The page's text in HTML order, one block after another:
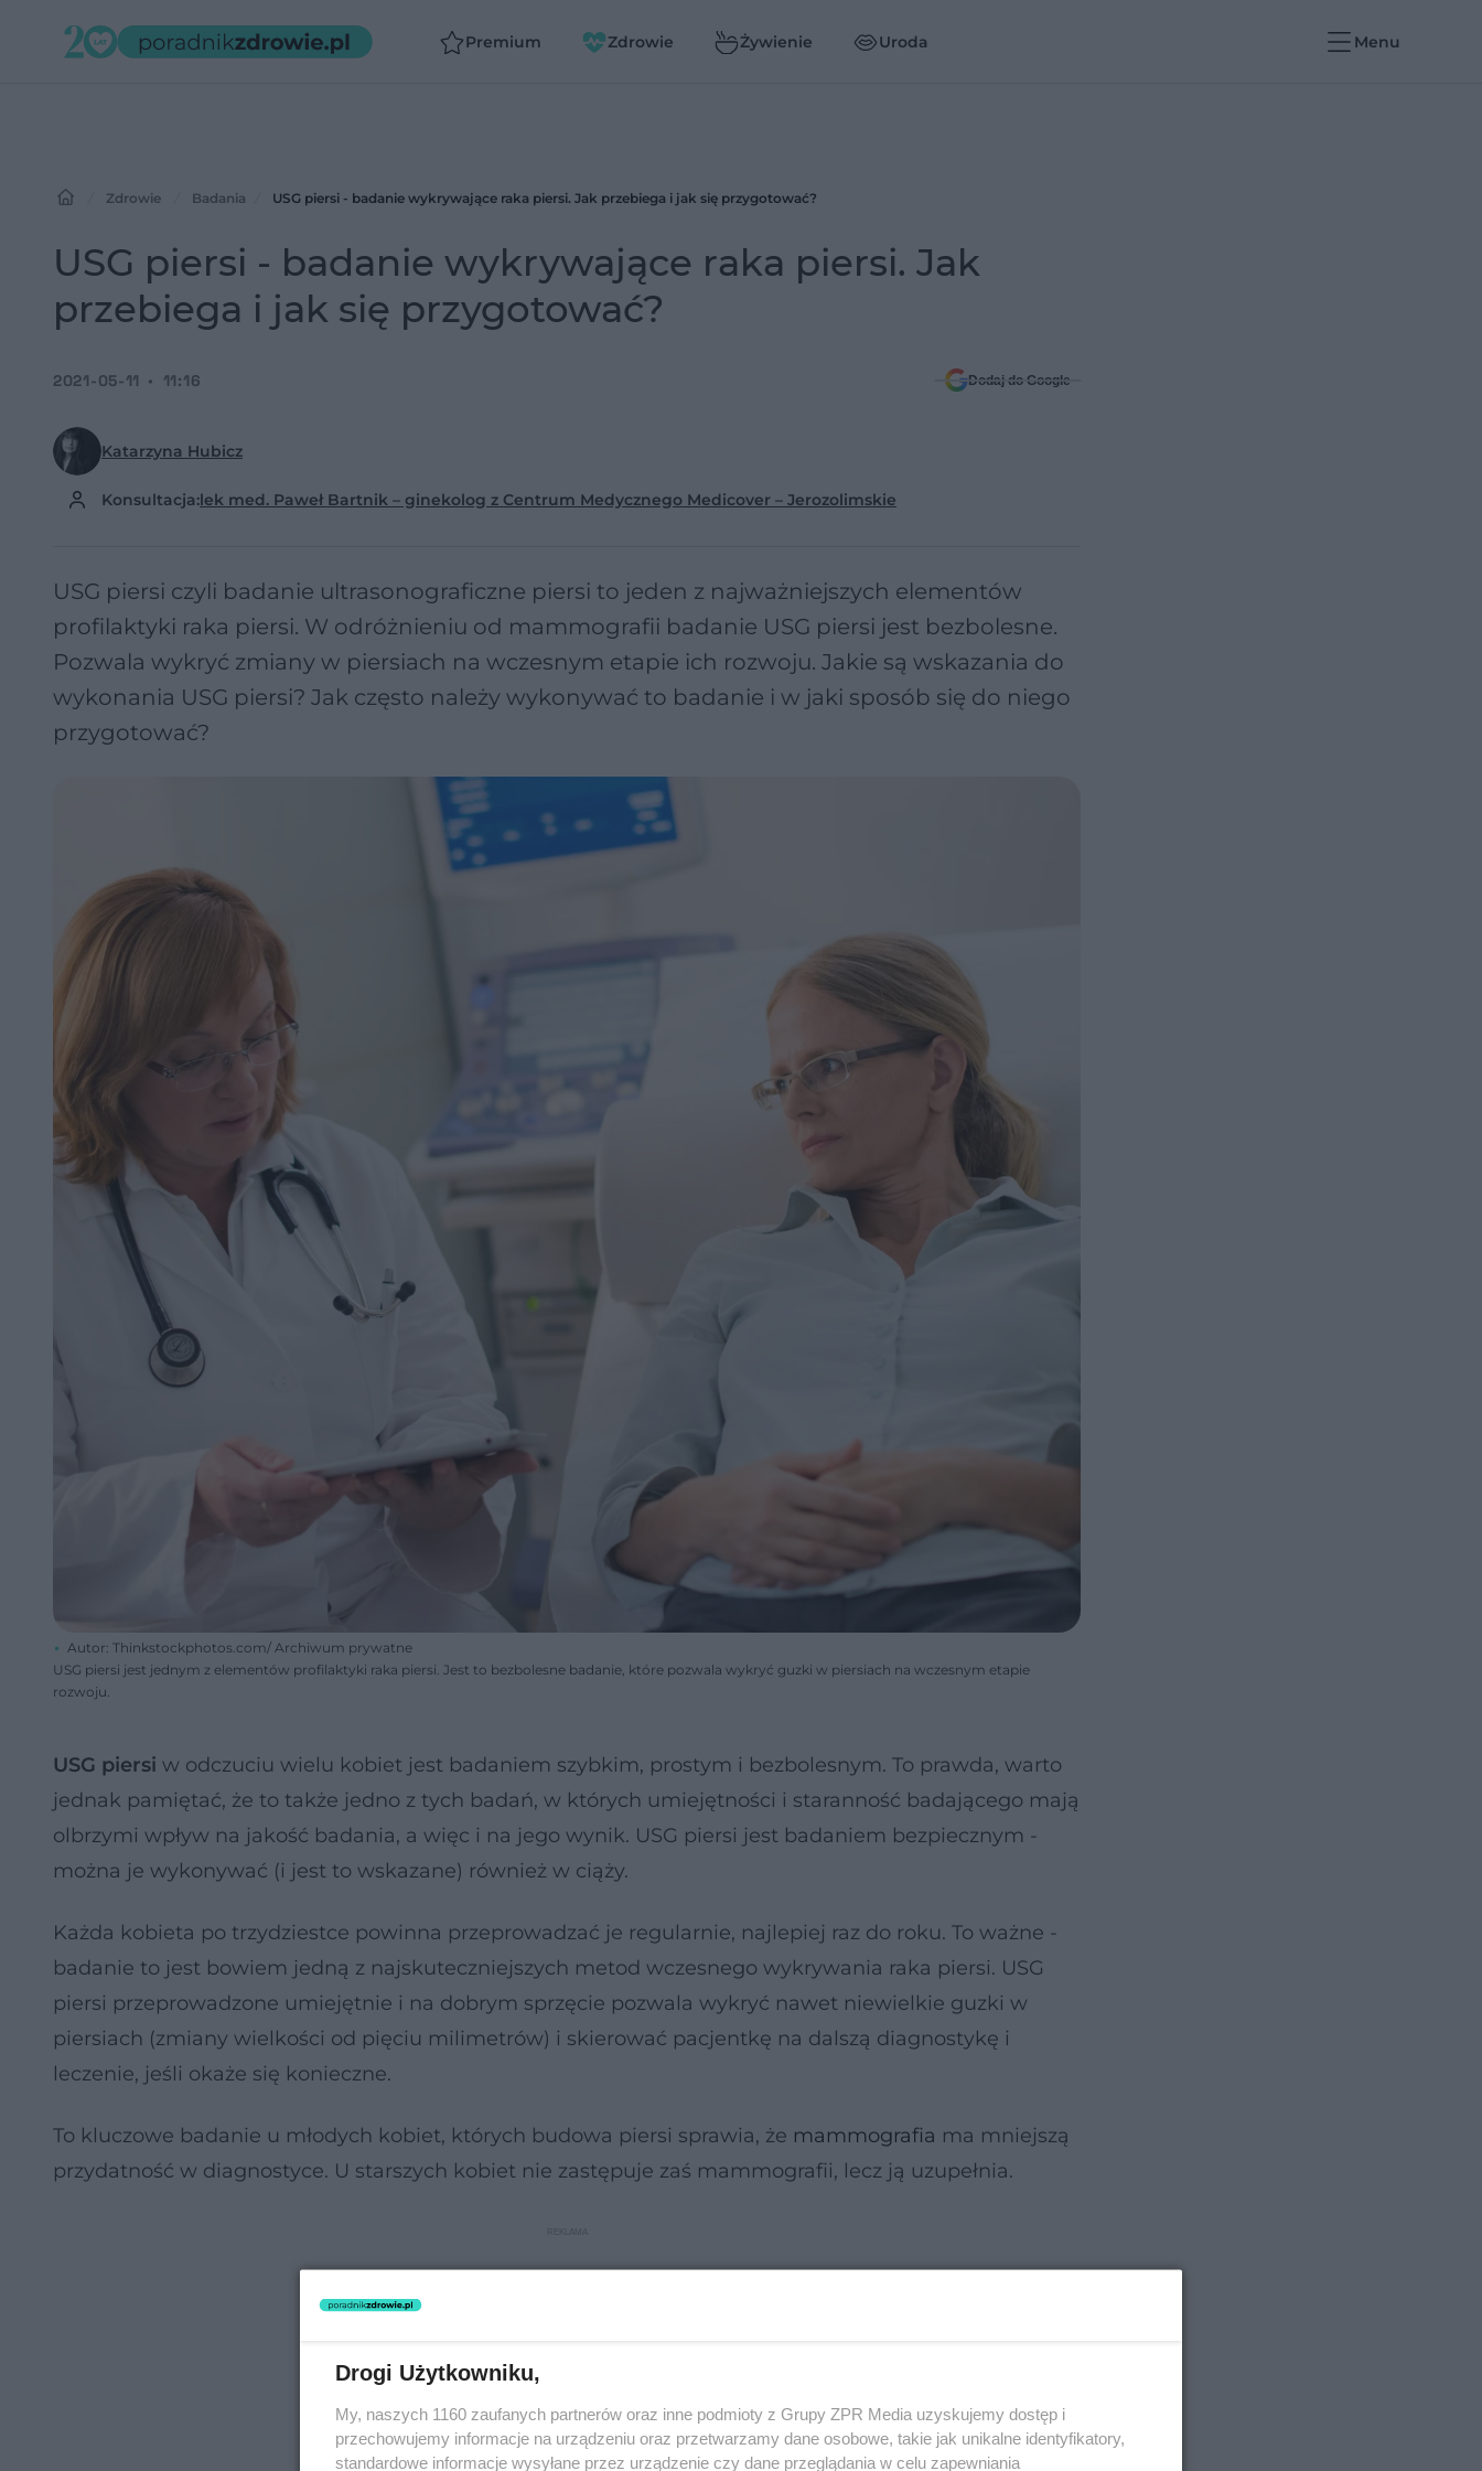
Premium Zdrowie Żywienie Uroda Menu
Zdrowie Badania USG piersi - badanie wykrywające raka piersi. Jak przebiega i jak się przygotować?
USG piersi - badanie wykrywające raka piersi. Jak
przebiega i jak się przygotować?
Katarzyna Hubicz
Konsultacja:lek med. Paweł Bartnik – ginekolog z Centrum Medycznego Medicover – Jerozolimskie
2021-05-11 11:16 Dodaj do Google
USG piersi czyli badanie ultrasonograficzne piersi to jeden z najważniejszych elementów
profilaktyki raka piersi. W odróżnieniu od mammografii badanie USG piersi jest bezbolesne.
Pozwala wykryć zmiany w piersiach na wczesnym etapie ich rozwoju. Jakie są wskazania do
wykonania USG piersi? Jak często należy wykonywać to badanie i w jaki sposób się do niego
przygotować?
Autor: Thinkstockphotos.com/ Archiwum prywatne
USG piersi jest jednym z elementów profilaktyki raka piersi. Jest to bezbolesne badanie, które pozwala wykryć guzki w piersiach na wczesnym etapie
rozwoju.
USG piersi w odczuciu wielu kobiet jest badaniem szybkim, prostym i bezbolesnym. To prawda, warto
jednak pamiętać, że to także jedno z tych badań, w których umiejętności i staranność badającego mają
olbrzymi wpływ na jakość badania, a więc i na jego wynik. USG piersi jest badaniem bezpiecznym -
można je wykonywać (i jest to wskazane) również w ciąży.
Każda kobieta po trzydziestce powinna przeprowadzać je regularnie, najlepiej raz do roku. To ważne -
badanie to jest bowiem jedną z najskuteczniejszych metod wczesnego wykrywania raka piersi. USG
piersi przeprowadzone umiejętnie i na dobrym sprzęcie pozwala wykryć nawet niewielkie guzki w
piersiach (zmiany wielkości od pięciu milimetrów) i skierować pacjentkę na dalszą diagnostykę i
leczenie, jeśli okaże się konieczne.
To kluczowe badanie u młodych kobiet, których budowa piersi sprawia, że mammografia ma mniejszą
przydatność w diagnostyce. U starszych kobiet nie zastępuje zaś mammografii, lecz ją uzupełnia.
Drogi Użytkowniku,
My, naszych 1160 zaufanych partnerów oraz inne podmioty z Grupy ZPR Media uzyskujemy dostęp i
przechowujemy informacje na urządzeniu oraz przetwarzamy dane osobowe, takie jak unikalne identyfikatory,
standardowe informacje wysyłane przez urządzenie czy dane przeglądania w celu zapewniania